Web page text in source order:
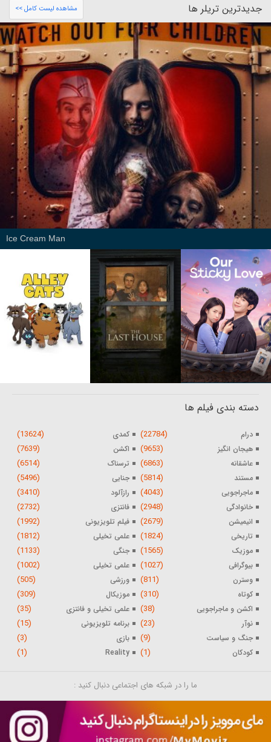
جدیدترین تریلر ها مشاهده لیست کامل >>
Ice Cream Man
دسته بندی فیلم ها
درام (22784) کمدی (13624)
هیجان انگیز (9653) اکشن (7639)
عاشقانه (6863) ترسناک (6514)
مستند (5814) جنایی (5496)
ماجراجویی (4043) رازآلود (3410)
خانوادگی (2948) فانتزی (2732)
انیمیشن (2679) فیلم تلویزیونی (1992)
تاریخی (1824) علمی تخیلی (1812)
موزیک (1565) جنگی (1133)
بیوگرافی (1027) علمی تخیلی (1002)
وسترن (811) ورزشی (505)
کوتاه (310) موزیکال (309)
اکشن و ماجراجویی (38) علمی تخیلی و فانتزی (35)
نوآر (23) برنامه تلویزیونی (15)
جنگ و سیاست (9) بازی (3)
کودکان (1)
Reality
(1)
ما را در شبکه های اجتماعی دنبال کنید :